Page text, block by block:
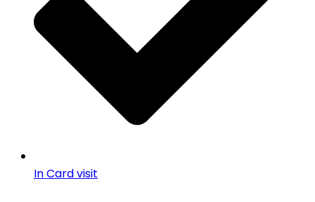
In Card visit